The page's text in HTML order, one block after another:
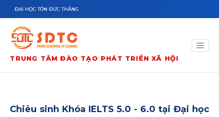
Nhảy đến nội dung
ĐẠI HỌC TÔN ĐỨC THẮNG
TRUNG TÂM ĐÀO TẠO PHÁT TRIỂN XÃ HỘI
Chiêu sinh Khóa IELTS 5.0 - 6.0 tại Đại học